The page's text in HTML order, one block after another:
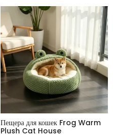
Пещера для кошек Frog Warm
Plush Cat House